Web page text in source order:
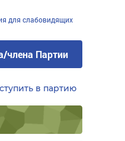
для слабовидящих
члена Партии
в партию